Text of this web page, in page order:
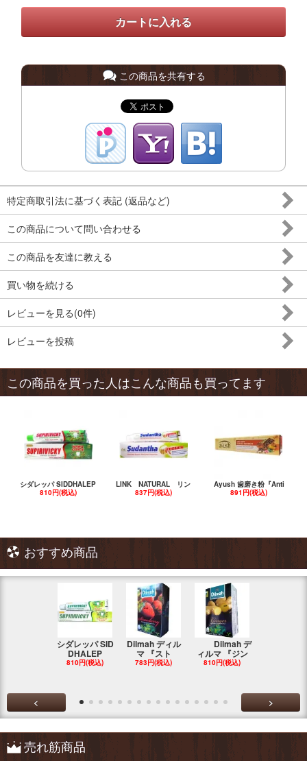
この商品を共有する
特定商取引法に基づく表記 (返品など)
この商品について問い合わせる
この商品を友達に教える
買い物を続ける
レビューを見る(0件)
レビューを投稿
この商品を買った人はこんな商品も買ってます
シダレッパ SIDDHALEP
810円(税込)
LINK NATURAL リン
837円(税込)
Ayush 歯磨き粉『Anti
891円(税込)
おすすめ商品
シダレッパ SID
DHALEP
810円(税込)
Dilmah ディル
マ 『スト
783円(税込)
Dilmah デ
ィルマ 『ジン
810円(税込)
< >
売れ筋商品